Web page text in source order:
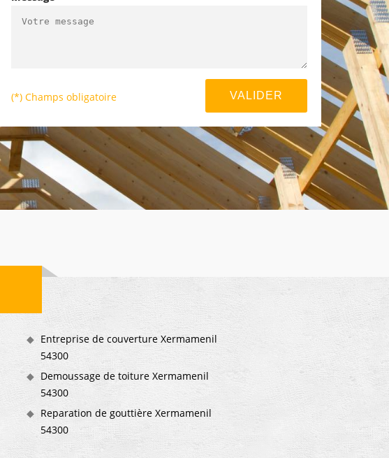
(*) Champs obligatoire
Entreprise de couverture Xermamenil
54300
Demoussage de toiture Xermamenil
54300
Reparation de gouttière Xermamenil
54300